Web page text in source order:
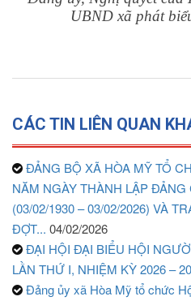
UBND xã phát
CÁC TIN LIÊN QUAN
ĐẢNG BỘ XÃ HÒA MỸ TỔ
NĂM NGÀY THÀNH LẬP
(03/02/1930 – 03/02/2026) VÀ
ĐỢT... 04/02/2026
ĐẠI HỘI ĐẠI BIỂU HỘI
LẦN THỨ I, NHIỆM KỲ 2026 –
Đảng ủy xã Hòa Mỹ tổ chức